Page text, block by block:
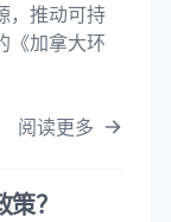
，推动可持
《加拿大环
阅读更多
？